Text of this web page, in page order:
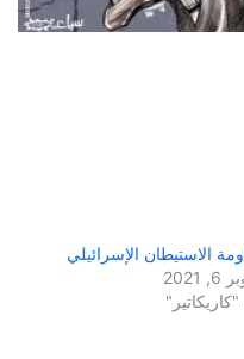
الاستيطان الإسرائيلي